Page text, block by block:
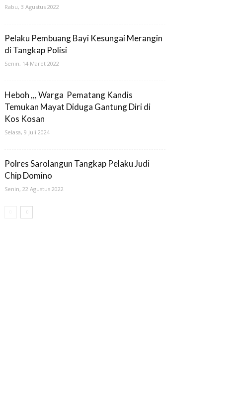
Rabu, 3 Agustus 2022
Pelaku Pembuang Bayi Kesungai Merangin
di Tangkap Polisi
Senin, 14 Maret 2022
Heboh ,,, Warga Pematang Kandis
Temukan Mayat Diduga Gantung Diri di
Kos Kosan
Selasa, 9 Juli 2024
Polres Sarolangun Tangkap Pelaku Judi
Chip Domino
Senin, 22 Agustus 2022